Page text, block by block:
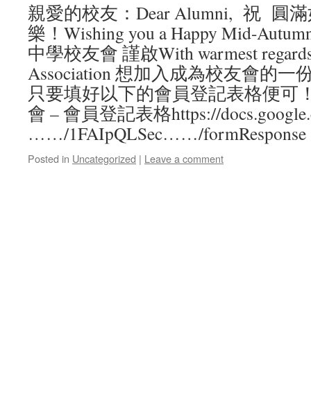
親愛的校友：Dear Alumni, 祝 圓
樂！Wishing you a Happy Mid-
中學校友會 謹啟With warmest
Association 想加入成為校友會的一
只要填好以下的會員登記表格便可
會 – 會員登記表格https://
……/1FAIpQLSec……/formResponse
Posted in Uncategorized | Leave a comment